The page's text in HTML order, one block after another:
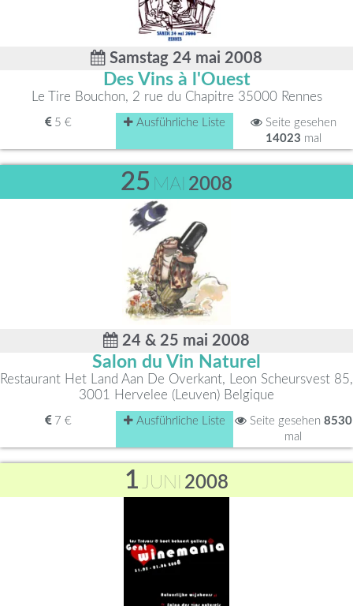
Samstag 24 mai 2008
Des Vins à l'Ouest
Le Tire Bouchon, 2 rue du Chapitre 35000 Rennes
5 € Ausführliche Liste
Seite gesehen
14023 mal
25 MAI 2008
24 & 25 mai 2008
Salon du Vin Naturel
Restaurant Het Land Aan De Overkant, Leon Scheursvest 85,
3001 Hervelee (Leuven) Belgique
7 € Ausführliche Liste Seite gesehen 8530
mal
1 JUNI 2008